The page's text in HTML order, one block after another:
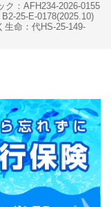
ク：AFH234-2026-0155
25-E-0178(2025.10)
生命：代HS-25-149-